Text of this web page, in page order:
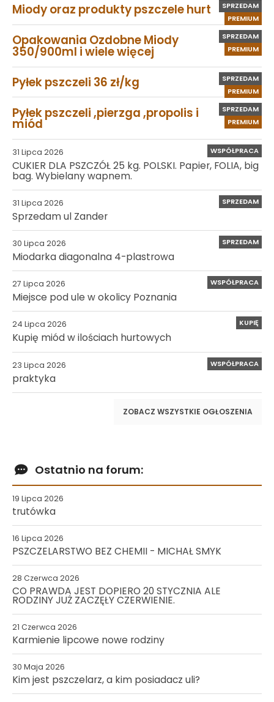
PREMIUM
SPRZEDAM
Miody oraz produkty pszczele hurt
PREMIUM
SPRZEDAM
Opakowania Ozdobne Miody
350/900ml i wiele więcej
PREMIUM
SPRZEDAM
Pyłek pszczeli 36 zł/kg
PREMIUM
SPRZEDAM
Pyłek pszczeli ,pierzga ,propolis i
miód
31 Lipca 2026 WSPÓŁPRACA
CUKIER DLA PSZCZÓŁ 25 kg. POLSKI. Papier, FOLIA, big
bag. Wybielany wapnem.
31 Lipca 2026 SPRZEDAM
Sprzedam ul Zander
30 Lipca 2026 SPRZEDAM
Miodarka diagonalna 4-plastrowa
27 Lipca 2026 WSPÓŁPRACA
Miejsce pod ule w okolicy Poznania
24 Lipca 2026 KUPIĘ
Kupię miód w ilościach hurtowych
23 Lipca 2026 WSPÓŁPRACA
praktyka
ZOBACZ WSZYSTKIE OGŁOSZENIA
Ostatnio na forum:
19 Lipca 2026
trutówka
16 Lipca 2026
PSZCZELARSTWO BEZ CHEMII - MICHAŁ SMYK
28 Czerwca 2026
CO PRAWDA JEST DOPIERO 20 STYCZNIA ALE
RODZINY JUŻ ZACZĘŁY CZERWIENIE.
21 Czerwca 2026
Karmienie lipcowe nowe rodziny
30 Maja 2026
Kim jest pszczelarz, a kim posiadacz uli?